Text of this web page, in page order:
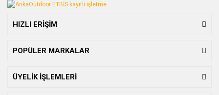
HIZLI ERİŞİM
POPÜLER MARKALAR
ÜYELİK İŞLEMLERİ